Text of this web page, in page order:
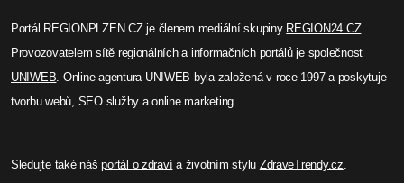
Portál REGIONPLZEN.CZ je členem mediální skupiny REGION24.CZ.
Provozovatelem sítě regionálních a informačních portálů je společnost
UNIWEB. Online agentura UNIWEB byla založená v roce 1997 a poskytuje
tvorbu webů, SEO služby a online marketing.
Sledujte také nášportál o zdravía životním stylu ZdraveTrendy.cz.